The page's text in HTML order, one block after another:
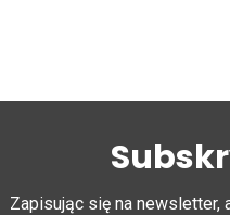
Zapisując się na newsletter,